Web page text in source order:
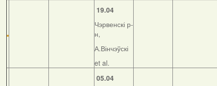
19.04
Чэрвенскі р-
н,
А.Вінчэўскі
et al.
05.04